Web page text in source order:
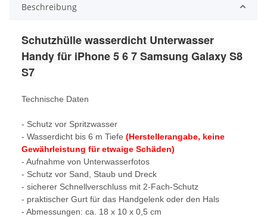
Beschreibung
Schutzhülle wasserdicht Unterwasser
Handy für iPhone 5 6 7 Samsung Galaxy S8
S7
Technische Daten
- Schutz vor Spritzwasser
- Wasserdicht bis 6 m Tiefe (Herstellerangabe, keine
Gewährleistung für etwaige Schäden)
- Aufnahme von Unterwasserfotos
- Schutz vor Sand, Staub und Dreck
- sicherer Schnellverschluss mit 2-Fach-Schutz
- praktischer Gurt für das Handgelenk oder den Hals
- Abmessungen: ca. 18 x 10 x 0,5 cm